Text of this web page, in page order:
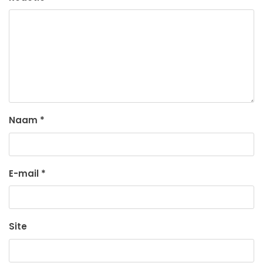
Naam *
E-mail *
Site